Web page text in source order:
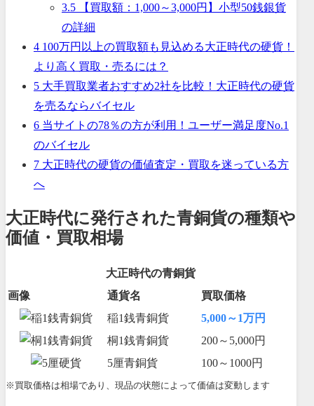
3.5 【買取額：1,000～3,000円】小型50銭銀貨
の詳細
4 100万円以上の買取額も見込める大正時代の硬貨！
より高く買取・売るには？
5 大手買取業者おすすめ2社を比較！大正時代の硬貨
を売るならバイセル
6 当サイトの78％の方が利用！ユーザー満足度No.1
のバイセル
7 大正時代の硬貨の価値査定・買取を迷っている方
へ
大正時代に発行された青銅貨の種類や
価値・買取相場
大正時代の青銅貨
画像
通貨名
買取価格
稲1銭青銅貨
5,000～1万円
桐1銭青銅貨
200～5,000円
5厘青銅貨
100～1000円
※買取価格は相場であり、現品の状態によって価値は変動します